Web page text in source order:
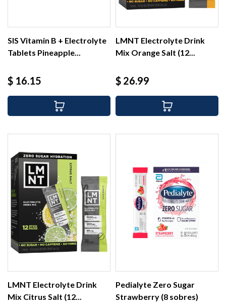
SIS Vitamin B + Electrolyte
Tablets Pineapple...
Precio
$ 16.15
LMNT Electrolyte Drink
Mix Orange Salt (12...
Precio
$ 26.99
LMNT Electrolyte Drink
Mix Citrus Salt (12...
Pedialyte Zero Sugar
Strawberry (8 sobres)